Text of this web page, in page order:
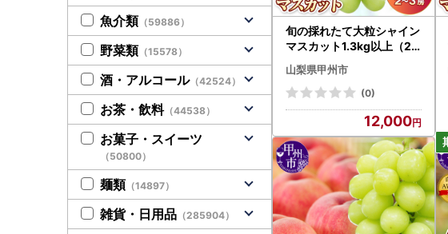
旬の採れたて大粒シャイン
マスカット1.3kg以上（2
房～3房）【2027年発送
】（HO）B12-150 シャイ
ンマスカット フルーツ
山梨県甲州市
(0)
12,000
魚介類 （59886）
野菜類 （15578）
酒・アルコール（42524）
お茶・飲料（44538）
お菓子・スイーツ
（50800）
麺類 （14897）
雑貨・日用品 （285904）